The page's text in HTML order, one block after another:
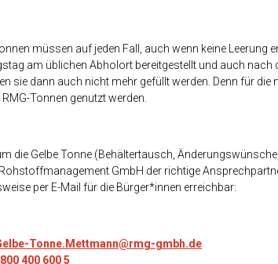
müssen auf jeden Fall, auch wenn keine Leerung
am üblichen Abholort bereitgestellt und auch nach
sie dann auch nicht mehr gefüllt werden. Denn für die
Tonnen genutzt werden.
die Gelbe Tonne (Behältertausch,
GmbH der richtige
per E-Mail für die Bürger*innen erreichbar:
Tonne.Mettmann@rmg-gmbh.de
400 600 5